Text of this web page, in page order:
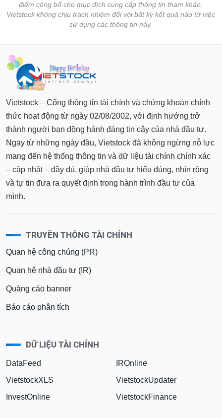
điểm công bố cho mục đích cung cấp thông tin tham khảo.
Vietstock không chịu trách nhiệm đối với bất kỳ kết quả nào từ việc
sử dụng các thông tin này.
Vietstock – Cổng thông tin tài chính và chứng khoán chính
thức hoạt động từ ngày 02/08/2002, với định hướng trở
thành người bạn đồng hành đáng tin cậy của nhà đầu tư.
Ngay từ những ngày đầu, Vietstock đã không ngừng nỗ lực
mang đến hệ thống thông tin và dữ liệu tài chính chính xác
– cập nhật – đầy đủ, giúp nhà đầu tư hiểu đúng, nhìn rộng
và tự tin đưa ra quyết định trong hành trình đầu tư của
mình.
TRUYỀN THÔNG TÀI CHÍNH
Quan hệ công chúng (PR)
Quan hệ nhà đầu tư (IR)
Quảng cáo banner
Báo cáo phân tích
DỮ LIỆU TÀI CHÍNH
DataFeed
VietstockXLS
InvestOnline
IROnline
VietstockUpdater
VietstockFinance